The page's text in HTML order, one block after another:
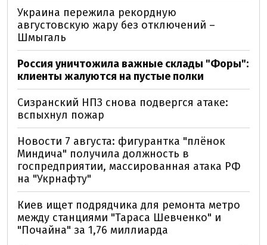
Украина пережила рекордную
августовскую жару без отключений –
Шмыгаль
Россия уничтожила важные склады "Форы":
клиенты жалуются на пустые полки
Сизранский НПЗ снова подвергся атаке:
вспыхнул пожар
Новости 7 августа: фигурантка "плёнок
Миндича" получила должность в
госпредприятии, массированная атака РФ
на "Укрнафту"
Киев ищет подрядчика для ремонта метро
между станциями "Тараса Шевченко" и
"Почайна" за 1,76 миллиарда